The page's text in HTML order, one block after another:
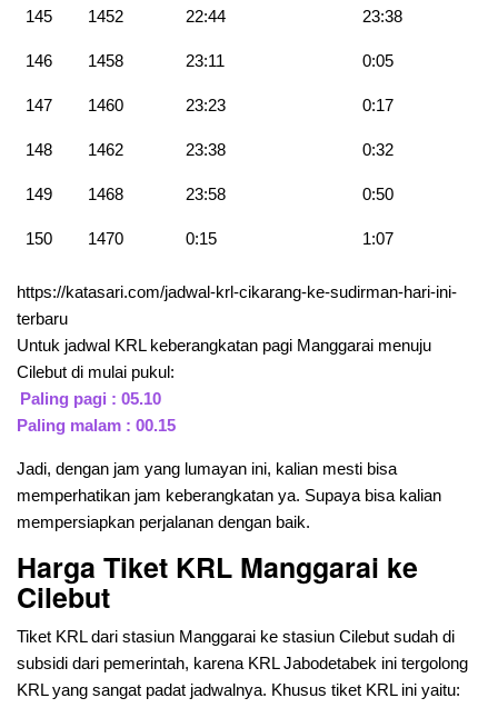
145 1452 22:44 23:38
146 1458 23:11 0:05
147 1460 23:23 0:17
148 1462 23:38 0:32
149 1468 23:58 0:50
150 1470 0:15 1:07
https://katasari.com/jadwal-krl-cikarang-ke-sudirman-hari-ini-
terbaru
Untuk jadwal KRL keberangkatan pagi Manggarai menuju
Cilebut di mulai pukul:
Paling pagi : 05.10
Paling malam : 00.15
Jadi, dengan jam yang lumayan ini, kalian mesti bisa
memperhatikan jam keberangkatan ya. Supaya bisa kalian
mempersiapkan perjalanan dengan baik.
Harga Tiket KRL Manggarai ke
Cilebut
Tiket KRL dari stasiun Manggarai ke stasiun Cilebut sudah di
subsidi dari pemerintah, karena KRL Jabodetabek ini tergolong
KRL yang sangat padat jadwalnya. Khusus tiket KRL ini yaitu: